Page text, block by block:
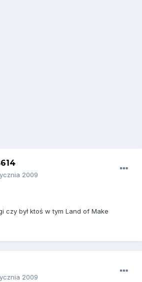
2009
czy był ktoś w tym Land of Make
2009